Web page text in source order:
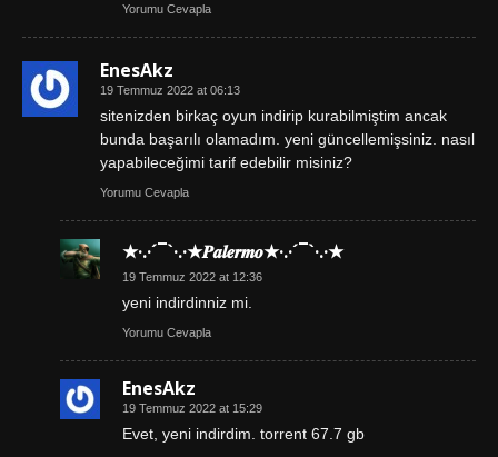
Yorumu Cevapla
EnesAkz
19 Temmuz 2022 at 06:13
sitenizden birkaç oyun indirip kurabilmiştim ancak
bunda başarılı olamadım. yeni güncellemişsiniz. nasıl
yapabileceğimi tarif edebilir misiniz?
Yorumu Cevapla
★·.·´¯`·.·★𝑷𝒂𝒍𝒆𝒓𝒎𝒐★·.·´¯`·.·★
19 Temmuz 2022 at 12:36
yeni indirdinniz mi.
Yorumu Cevapla
EnesAkz
19 Temmuz 2022 at 15:29
Evet, yeni indirdim. torrent 67.7 gb